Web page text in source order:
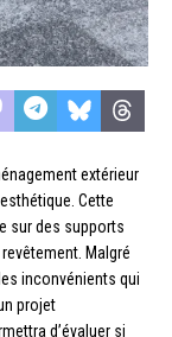
extérieur
Cette
sur des supports
Malgré
inconvénients qui
projet
d’évaluer si